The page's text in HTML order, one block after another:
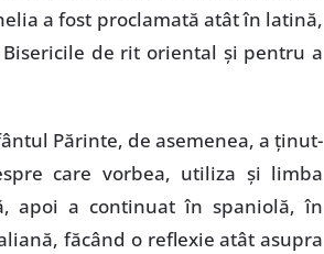
a fost proclamată atât în latină,
de rit oriental şi pentru a
Părinte, de asemenea, a ţinut-
care vorbea, utiliza şi limba
apoi a continuat în spaniolă, în
făcând o reflexie atât asupra